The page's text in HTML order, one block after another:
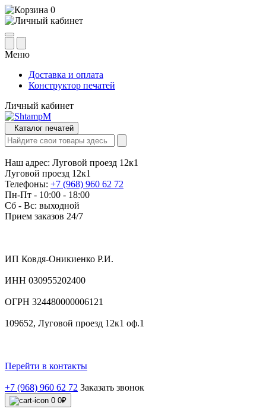
0
Меню
Доставка и оплата
Конструктор печатей
Личный кабинет
Каталог печатей
Наш адрес: Луговой проезд 12к1
Луговой проезд 12к1
Телефоны: +7 (968) 960 62 72
Пн-Пт - 10:00 - 18:00
Сб - Вс: выходной
Прием заказов 24/7
ИП Ковдя-Оникиенко Р.И.
ИНН 030955202400
ОГРН 324480000006121
109652, Луговой проезд 12к1 оф.1
Перейти в контакты
+7 (968) 960 62 72 Заказать звонок
0 0₽